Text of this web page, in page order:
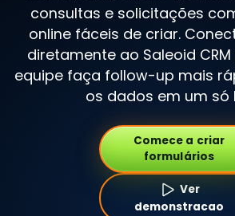
consultas e solicitações
online fáceis de criar.
diretamente ao Saleoid
equipe faça follow-up mais
os dados em um só
Comece a criar
formulários
Ver
demonstracao